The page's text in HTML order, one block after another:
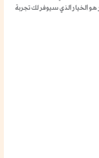
هو الخيار الذي سيوفر لك تجربة